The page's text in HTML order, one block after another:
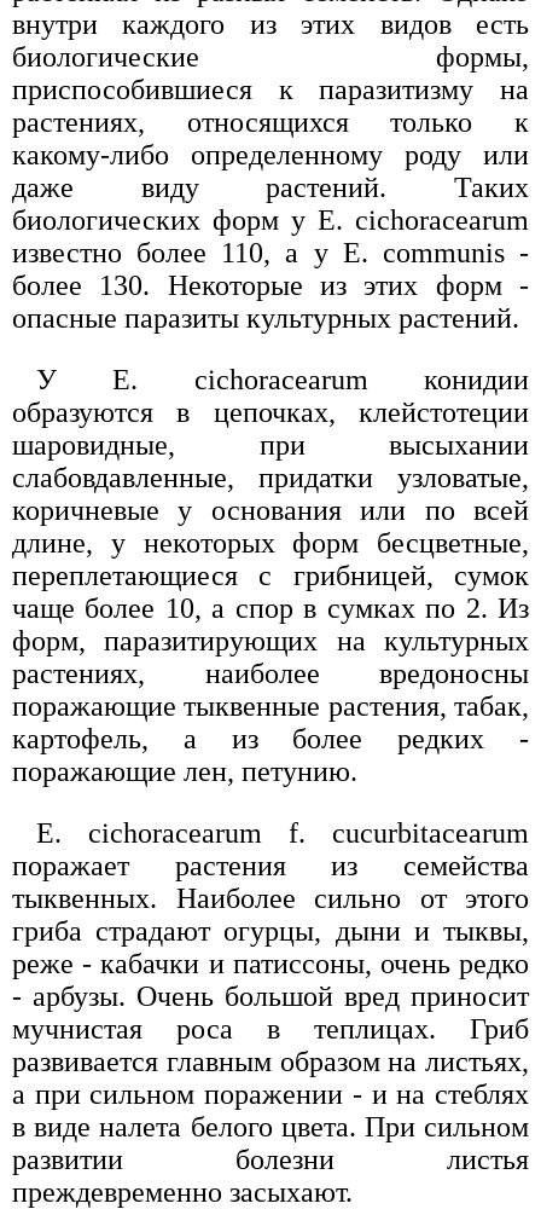
внутри каждого из этих видов есть
биологические формы,
приспособившиеся к паразитизму на
растениях, относящихся только к
какому-либо определенному роду или
даже виду растений. Таких
биологических форм у Е. cichoracearum
известно более 110, а у Е. communis -
более 130. Некоторые из этих форм -
опасные паразиты культурных растений.
У Е. cichoracearum конидии
образуются в цепочках, клейстотеции
шаровидные, при высыхании
слабовдавленные, придатки узловатые,
коричневые у основания или по всей
длине, у некоторых форм бесцветные,
переплетающиеся с грибницей, сумок
чаще более 10, а спор в сумках по 2. Из
форм, паразитирующих на культурных
растениях, наиболее вредоносны
поражающие тыквенные растения, табак,
картофель, а из более редких -
поражающие лен, петунию.
Е. cichoracearum f. cucurbitacearum
поражает растения из семейства
тыквенных. Наиболее сильно от этого
гриба страдают огурцы, дыни и тыквы,
реже - кабачки и патиссоны, очень редко
- арбузы. Очень большой вред приносит
мучнистая роса в теплицах. Гриб
развивается главным образом на листьях,
а при сильном поражении - и на стеблях
в виде налета белого цвета. При сильном
развитии болезни листья
преждевременно засыхают.